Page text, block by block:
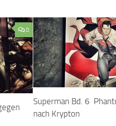
0
Superman Bd. 6
nach Krypton